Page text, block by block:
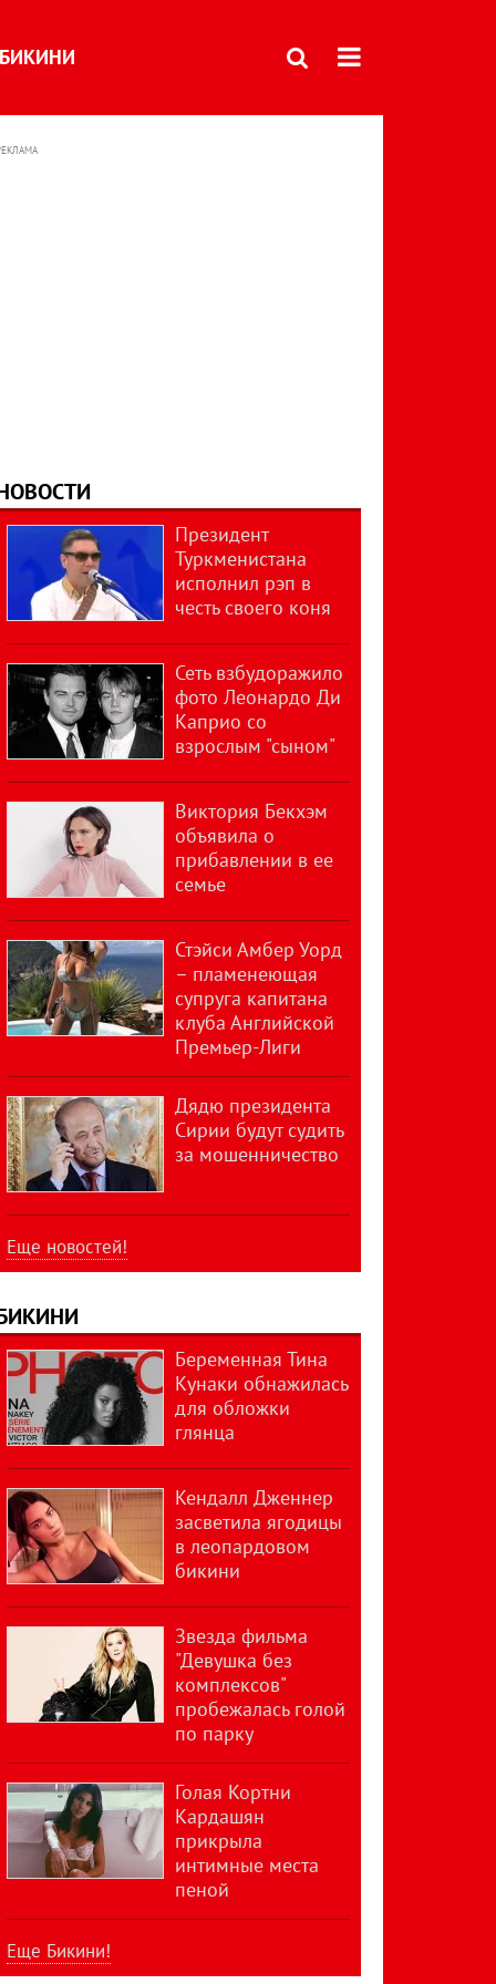
БИКИНИ
Президент
Туркменистана
исполнил рэп в
честь своего коня
Сеть взбудоражило
фото Леонардо Ди
Каприо со
взрослым "сыном"
Виктория Бекхэм
объявила о
прибавлении в ее
семье
Стэйси Амбер Уорд
– пламенеющая
супруга капитана
клуба Английской
Премьер-Лиги
Дядю президента
Сирии будут судить
за мошенничество
Еще новостей!
Беременная Тина
Кунаки обнажилась
для обложки
глянца
Кендалл Дженнер
засветила ягодицы
в леопардовом
бикини
Звезда фильма
"Девушка без
комплексов"
пробежалась голой
по парку
Голая Кортни
Кардашян
прикрыла
интимные места
пеной
Еще Бикини!